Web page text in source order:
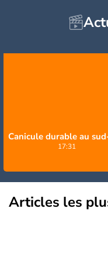
Canicule durable au
17:31
Articles les